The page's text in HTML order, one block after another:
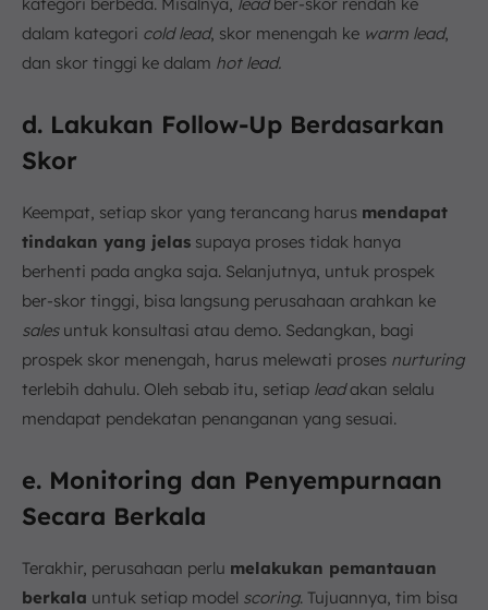
dalam kategori cold lead, skor menengah ke warm lead,
dan skor tinggi ke dalam hot lead.
d. Lakukan Follow-Up Berdasarkan
Skor
Keempat, setiap skor yang terancang harus mendapat
tindakan yang jelas supaya proses tidak hanya
berhenti pada angka saja. Selanjutnya, untuk prospek
ber-skor tinggi, bisa langsung perusahaan arahkan ke
salesuntuk konsultasi atau demo. Sedangkan, bagi
prospek skor menengah, harus melewati proses nurturing
terlebih dahulu. Oleh sebab itu, setiap leadakan selalu
mendapat pendekatan penanganan yang sesuai.
e. Monitoring dan Penyempurnaan
Secara Berkala
Terakhir, perusahaan perlu melakukan pemantauan
berkala untuk setiap model scoring. Tujuannya, tim bisa